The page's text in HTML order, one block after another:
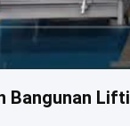
Bangunan